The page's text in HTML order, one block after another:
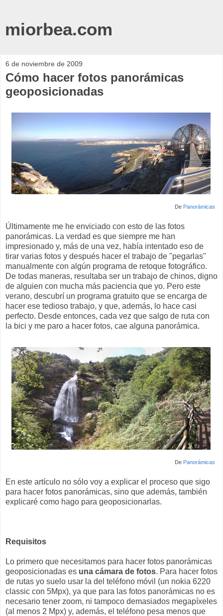
miorbea.com
6 de noviembre de 2009
Cómo hacer fotos panorámicas
geoposicionadas
De Panorámicas
Últimamente me he enviciado con esto de las fotos
panorámicas. La verdad es que siempre me han
impresionado y, más de una vez, había intentado eso de
tirar varias fotos y después hacer el trabajo de "pegarlas"
manualmente con algún programa de retoque fotográfico.
De todas maneras, resultaba ser un trabajo de chinos, digno
de alguien con mucha más paciencia que yo. Pero este
verano, descubrí un programa gratuito que se encarga de
hacer ese tedioso trabajo, y que, además, lo hace casi
perfecto. Desde entonces, cada vez que salgo de ruta con
la bici y me paro a hacer fotos, cae alguna panorámica.
De Panorámicas
En este artículo no sólo voy a explicar el proceso que sigo
para hacer fotos panorámicas, sino que además, también
explicaré como hago para geoposicionarlas.
Requisitos
Lo primero que necesitamos para hacer fotos panorámicas
geoposicionadas es una cámara de fotos. Para hacer fotos
de rutas yo suelo usar la del teléfono móvil (un nokia 6220
classic con 5Mpx), ya que para las fotos panorámicas no es
necesario tener zoom, ni tampoco demasiados megapíxeles
(al menos 2 Mpx) y, además, el teléfono pesa menos que